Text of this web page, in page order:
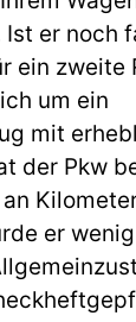
Ist er noch
ein zweite
um ein
mit
der Pkw
er